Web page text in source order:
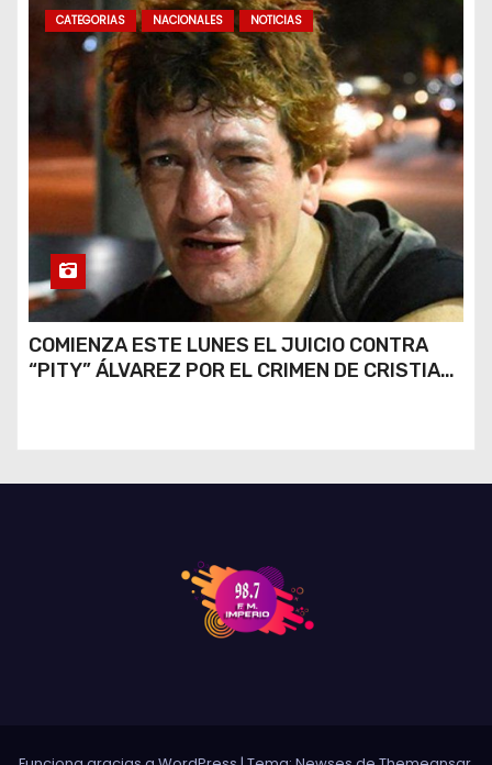
CATEGORIAS NACIONALES NOTICIAS
COMIENZA ESTE LUNES EL JUICIO CONTRA
“PITY” ÁLVAREZ POR EL CRIMEN DE CRISTIAN